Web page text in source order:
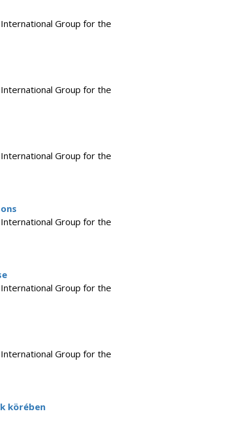
International Group for the
International Group for the
International Group for the
International Group for the
International Group for the
International Group for the
körében